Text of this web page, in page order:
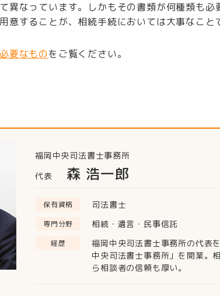
異なっています。しかもその書類が何種類も
意することが、相続手続においては大事なこと
要なものをご覧ください。
福岡中央司法書士事務所
代表
森 浩一郎
保有資格 司法書士
専門分野 相続・遺言・民事信託
経歴
福岡中央司法書士事務所の代表
中央司法書士事務所」を開業。
ら相談者の信頼も厚い。